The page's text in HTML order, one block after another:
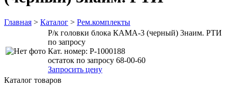
Главная > Каталог > Рем.комплекты
Р/к головки блока КАМА-3 (черный) 3наим. РТИ
по запросу
Кат. номер: Р-1000188
остаток по запросу 68-00-60
Запросить цену
Каталог товаров